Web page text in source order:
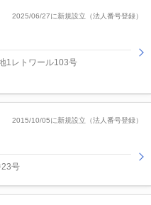
2025/06/27に新規設立（法人番号登録）
1レトワール103号
2015/10/05に新規設立（法人番号登録）
23号